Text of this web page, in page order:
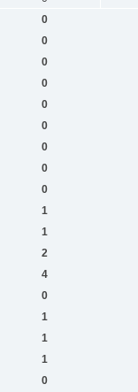
0
0
0
0
0
0
0
0
0
1
1
2
4
0
1
1
1
0